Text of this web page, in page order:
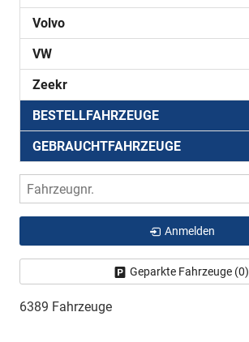
Volvo
VW
Zeekr
BESTELLFAHRZEUGE
GEBRAUCHTFAHRZEUGE
Fahrzeugnr.
Anmelden
Geparkte Fahrzeuge (0)
6389 Fahrzeuge